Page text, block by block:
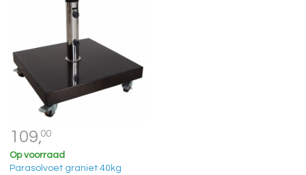
109,00
Op voorraad
Parasolvoet graniet 40kg